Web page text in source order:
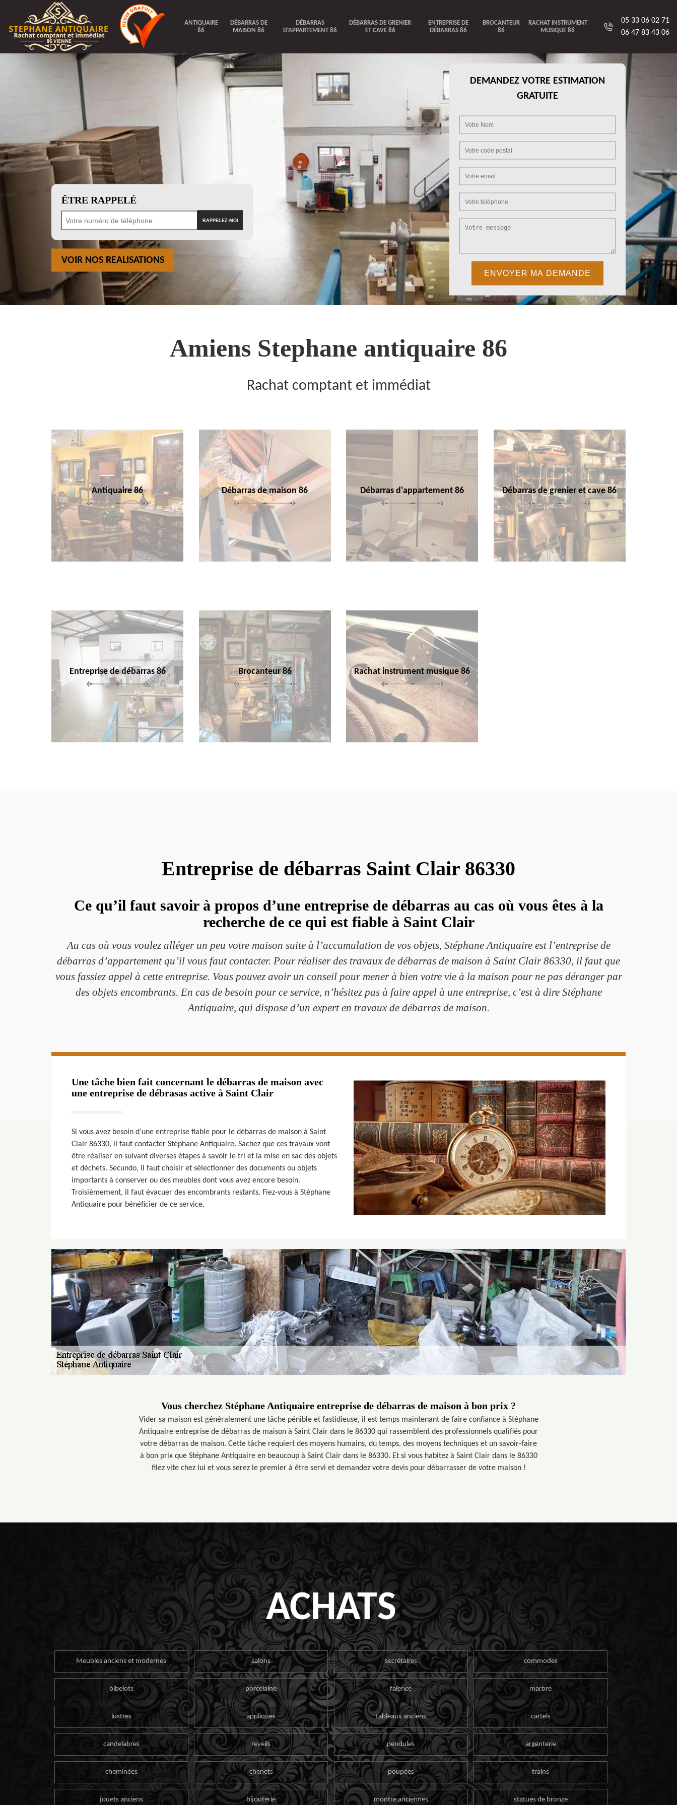
ANTIQUAIRE
86
DÉBARRAS DE
MAISON 86
DÉBARRAS
D'APPARTEMENT 86
DÉBARRAS DE GRENIER
ET CAVE 86
ENTREPRISE DE
DÉBARRAS 86
BROCANTEUR
86
RACHAT INSTRUMENT
MUSIQUE 86
05 33 06 02 71
06 47 83 43 06
ÊTRE RAPPELÉ
VOIR NOS REALISATIONS
DEMANDEZ VOTRE ESTIMATION
GRATUITE
Amiens Stephane antiquaire 86
Rachat comptant et immédiat
Antiquaire 86 Débarras de maison 86 Débarras d'appartement 86 Débarras de grenier et cave 86
Entreprise de débarras 86 Brocanteur 86 Rachat instrument musique 86
Entreprise de débarras Saint Clair 86330
Ce qu’il faut savoir à propos d’une entreprise de débarras au cas où vous êtes à la
recherche de ce qui est fiable à Saint Clair
Au cas où vous voulez alléger un peu votre maison suite à l’accumulation de vos objets, Stéphane Antiquaire est l’entreprise de
débarras d’appartement qu’il vous faut contacter. Pour réaliser des travaux de débarras de maison à Saint Clair 86330, il faut que
vous fassiez appel à cette entreprise. Vous pouvez avoir un conseil pour mener à bien votre vie à la maison pour ne pas déranger par
des objets encombrants. En cas de besoin pour ce service, n’hésitez pas à faire appel à une entreprise, c’est à dire Stéphane
Antiquaire, qui dispose d’un expert en travaux de débarras de maison.
Une tâche bien fait concernant le débarras de maison avec
une entreprise de débrasas active à Saint Clair
Si vous avez besoin d’une entreprise fiable pour le débarras de maison à Saint
Clair 86330, il faut contacter Stéphane Antiquaire. Sachez que ces travaux vont
être réaliser en suivant diverses étapes à savoir le tri et la mise en sac des objets
et déchets. Secundo, il faut choisir et sélectionner des documents ou objets
importants à conserver ou des meubles dont vous avez encore besoin.
Troisièmement, il faut évacuer des encombrants restants. Fiez-vous à Stéphane
Antiquaire pour bénéficier de ce service.
Vous cherchez Stéphane Antiquaire entreprise de débarras de maison à bon prix ?
Vider sa maison est généralement une tâche pénible et fastidieuse, il est temps maintenant de faire confiance à Stéphane
Antiquaire entreprise de débarras de maison à Saint Clair dans le 86330 qui rassemblent des professionnels qualifiés pour
votre débarras de maison. Cette tâche requiert des moyens humains, du temps, des moyens techniques et un savoir-faire
à bon prix que Stéphane Antiquaire en beaucoup à Saint Clair dans le 86330. Et si vous habitez à Saint Clair dans le 86330
filez vite chez lui et vous serez le premier à être servi et demandez votre devis pour débarrasser de votre maison !
ACHATS
Meubles anciens et modernes salons secrétaires commodes
bibelots porcelaine faïence marbre
lustres appliques tableaux anciens cartels
candelabres reveils pendules argenterie
cheminées chenets poupées trains
jouets anciens bijouterie montre anciennes statues de bronze